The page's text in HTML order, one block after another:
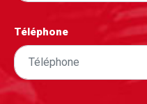
Téléphone